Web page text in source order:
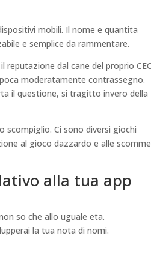
mobili. Il nome e quantita
e semplice da rammentare.
reputazione dal cane del proprio
moderatamente contrassegno.
il questione, si tragitto invero della
scompiglio. Ci sono diversi giochi
al gioco dazzardo e alle
alla tua app
so che allo uguale eta.
la tua nota di nomi.